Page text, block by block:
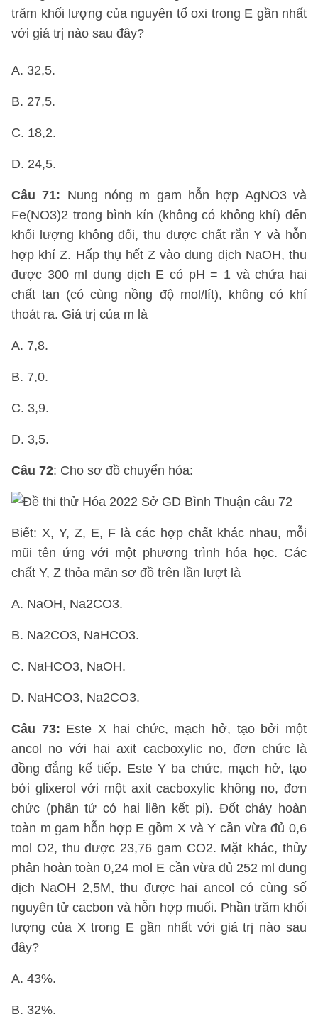
trăm khối lượng của nguyên tố oxi trong E gần nhất
với giá trị nào sau đây?
A. 32,5.
B. 27,5.
C. 18,2.
D. 24,5.
Câu 71: Nung nóng m gam hỗn hợp AgNO3 và
Fe(NO3)2 trong bình kín (không có không khí) đến
khối lượng không đổi, thu được chất rắn Y và hỗn
hợp khí Z. Hấp thụ hết Z vào dung dịch NaOH, thu
được 300 ml dung dịch E có pH = 1 và chứa hai
chất tan (có cùng nồng độ mol/lít), không có khí
thoát ra. Giá trị của m là
A. 7,8.
B. 7,0.
C. 3,9.
D. 3,5.
Câu 72: Cho sơ đồ chuyển hóa:
Biết: X, Y, Z, E, F là các hợp chất khác nhau, mỗi
mũi tên ứng với một phương trình hóa học. Các
chất Y, Z thỏa mãn sơ đồ trên lần lượt là
A. NaOH, Na2CO3.
B. Na2CO3, NaHCO3.
C. NaHCO3, NaOH.
D. NaHCO3, Na2CO3.
Câu 73: Este X hai chức, mạch hở, tạo bởi một
ancol no với hai axit cacboxylic no, đơn chức là
đồng đẳng kế tiếp. Este Y ba chức, mạch hở, tạo
bởi glixerol với một axit cacboxylic không no, đơn
chức (phân tử có hai liên kết pi). Đốt cháy hoàn
toàn m gam hỗn hợp E gồm X và Y cần vừa đủ 0,6
mol O2, thu được 23,76 gam CO2. Mặt khác, thủy
phân hoàn toàn 0,24 mol E cần vừa đủ 252 ml dung
dịch NaOH 2,5M, thu được hai ancol có cùng số
nguyên tử cacbon và hỗn hợp muối. Phần trăm khối
lượng của X trong E gần nhất với giá trị nào sau
đây?
A. 43%.
B. 32%.